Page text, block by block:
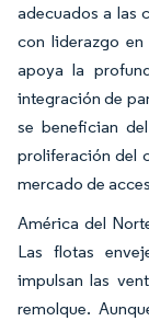
adecuados a las
con liderazgo
apoya la
integración de
se benefician
proliferación del
mercado de
América del
Las flotas
impulsan las
remolque.